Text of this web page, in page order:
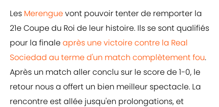
Les Merenguevont pouvoir tenter de remporter la
21e Coupe du Roi de leur histoire. Ils se sont qualifiés
pour la finaleaprès une victoire contre la Real
Sociedad au terme d'un match complètement fou.
Après un match aller conclu sur le score de 1-0, le
retour nous a offert un bien meilleur spectacle. La
rencontre est allée jusqu'en prolongations, et